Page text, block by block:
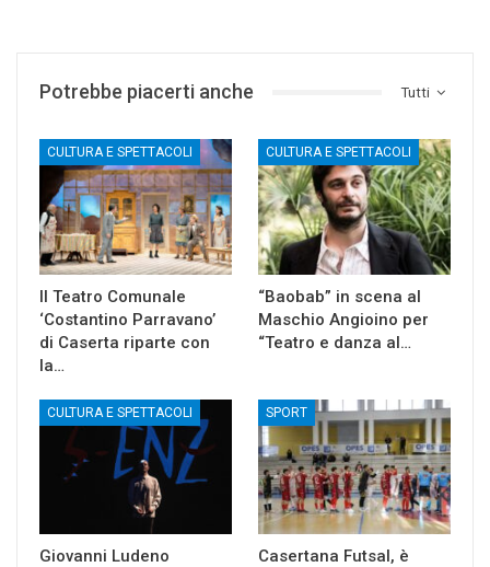
Tutti
Potrebbe piacerti anche
CULTURA E SPETTACOLI
Il Teatro Comunale
‘Costantino Parravano’
di Caserta riparte con
la…
CULTURA E SPETTACOLI
“Baobab” in scena al
Maschio Angioino per
“Teatro e danza al…
CULTURA E SPETTACOLI
Giovanni Ludeno
SPORT
Casertana Futsal, è